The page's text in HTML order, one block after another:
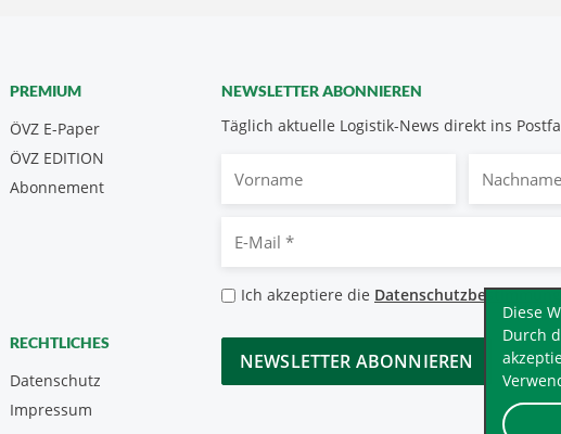
Diese
Durch
NEWSLETTER ABONNIEREN
Täglich aktuelle Logistik-News direkt ins
Mail
Datenschutzbestimmungen
Ich akzeptiere die
CAPTCHA
PREMIUM
ÖVZ E-Paper
Abonnement
ÖVZ EDITION
RECHTLICHES
Datenschutz
Impressum